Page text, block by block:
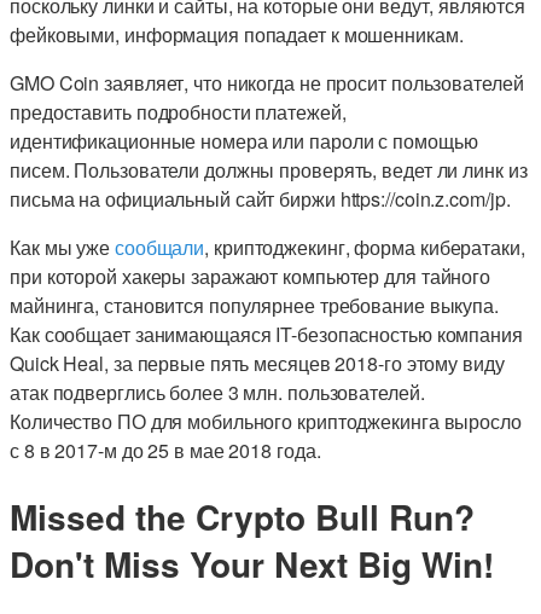
поскольку линки и сайты, на которые они ведут, являются
фейковыми, информация попадает к мошенникам.
GMO Coin заявляет, что никогда не просит пользователей
предоставить подробности платежей,
идентификационные номера или пароли с помощью
писем. Пользователи должны проверять, ведет ли линк из
письма на официальный сайт биржи https://coin.z.com/jp.
Как мы ужесообщали, криптоджекинг, форма кибератаки,
при которой хакеры заражают компьютер для тайного
майнинга, становится популярнее требование выкупа.
Как сообщает занимающаяся IT-безопасностью компания
Quick Heal, за первые пять месяцев 2018-го этому виду
атак подверглись более 3 млн. пользователей.
Количество ПО для мобильного криптоджекинга выросло
с 8 в 2017-м до 25 в мае 2018 года.
Missed the Crypto Bull Run?
Don't Miss Your Next Big Win!